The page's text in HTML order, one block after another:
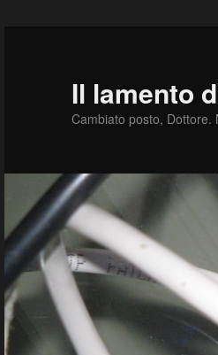
Il lamento
Cambiato posto, Dottore.